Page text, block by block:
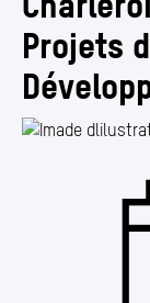
Annuaire
Media
Mes
Projets